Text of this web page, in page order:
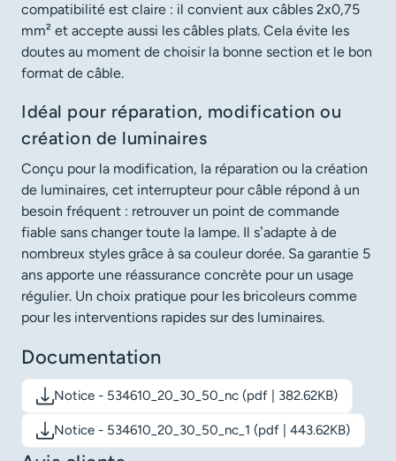
compatibilité est claire : il convient aux câbles 2x0,75
mm² et accepte aussi les câbles plats. Cela évite les
doutes au moment de choisir la bonne section et le bon
format de câble.
Idéal pour réparation, modification ou
création de luminaires
Conçu pour la modification, la réparation ou la création
de luminaires, cet interrupteur pour câble répond à un
besoin fréquent : retrouver un point de commande
fiable sans changer toute la lampe. Il s’adapte à de
nombreux styles grâce à sa couleur dorée. Sa garantie 5
ans apporte une réassurance concrète pour un usage
régulier. Un choix pratique pour les bricoleurs comme
pour les interventions rapides sur des luminaires.
Documentation
Notice - 534610_20_30_50_nc (pdf | 382.62KB)
Télécharger le document: Notice - 534610_20_30_50_nc
Notice - 534610_20_30_50_nc_1 (pdf | 443.62KB)
Télécharger le document: Notice - 534610_20_30_50_nc_1